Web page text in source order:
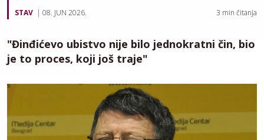
STAV 08. JUN 2026. 3 min čitanja
"Đinđićevo ubistvo nije bilo jednokratni čin, bio
je to proces, koji još traje"